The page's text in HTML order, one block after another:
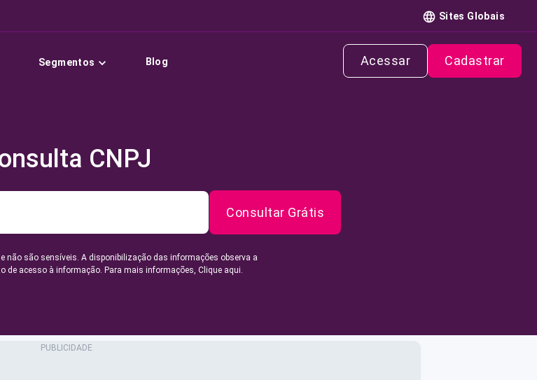
Sites Globais
Segmentos Blog Acessar Cadastrar
CNPJ
Consultar Grátis
não são sensíveis. A disponibilização das informações observa a
de acesso à informação. Para mais informações, Clique aqui.